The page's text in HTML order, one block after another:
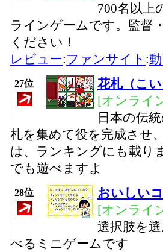
700名以上
ラインゲームです。監督
ください！
レビュー:ファンサイト :
27位
花札（こい
[オンライ
日本の伝
札を集めて役を完成させ
は、ランキングにも載り
でも遊べますよ
28位
おいしい
[オンライ
選択肢を
べるミニゲームです